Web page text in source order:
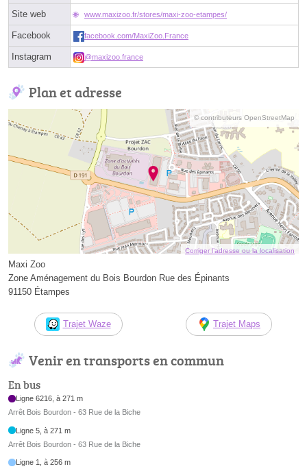
Site web www.maxizoo.fr/stores/maxi-zoo-etampes/
Facebook facebook.com/MaxiZoo.France
Instagram @maxizoo.france
Plan et adresse
© contributeurs OpenStreetMap
Corriger l’adresse ou la localisation
Maxi Zoo
Zone Aménagement du Bois Bourdon Rue des Épinants
91150 Étampes
Trajet Waze Trajet Maps
Venir en transports en commun
En bus
Ligne 6216, à 271 m
Arrêt Bois Bourdon - 63 Rue de la Biche
Ligne 5, à 271 m
Arrêt Bois Bourdon - 63 Rue de la Biche
Ligne 1, à 256 m